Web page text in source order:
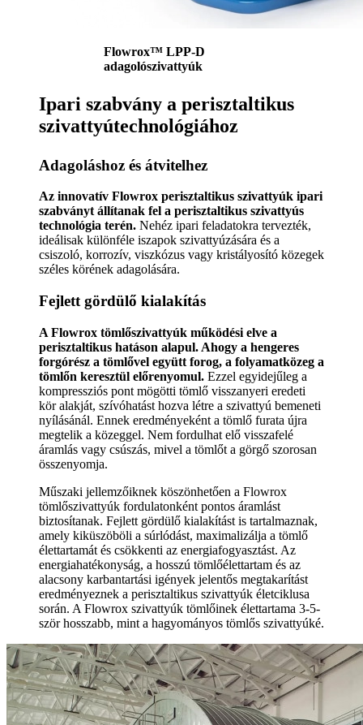
Flowrox™ LPP-D
adagolószivattyúk
Ipari szabvány a perisztaltikus
szivattyútechnológiához
Adagoláshoz és átvitelhez
Az innovatív Flowrox perisztaltikus szivattyúk ipari
szabványt állítanak fel a perisztaltikus szivattyús
technológia terén. Nehéz ipari feladatokra tervezték,
ideálisak különféle iszapok szivattyúzására és a
csiszoló, korrozív, viszkózus vagy kristályosító közegek
széles körének adagolására.
Fejlett gördülő kialakítás
A Flowrox tömlőszivattyúk működési elve a
perisztaltikus hatáson alapul. Ahogy a hengeres
forgórész a tömlővel együtt forog, a folyamatközeg a
tömlőn keresztül előrenyomul. Ezzel egyidejűleg a
kompressziós pont mögötti tömlő visszanyeri eredeti
kör alakját, szívóhatást hozva létre a szivattyú bemeneti
nyílásánál. Ennek eredményeként a tömlő furata újra
megtelik a közeggel. Nem fordulhat elő visszafelé
áramlás vagy csúszás, mivel a tömlőt a görgő szorosan
összenyomja.
Műszaki jellemzőiknek köszönhetően a Flowrox
tömlőszivattyúk fordulatonként pontos áramlást
biztosítanak. Fejlett gördülő kialakítást is tartalmaznak,
amely kiküszöböli a súrlódást, maximalizálja a tömlő
élettartamát és csökkenti az energiafogyasztást. Az
energiahatékonyság, a hosszú tömlőélettartam és az
alacsony karbantartási igények jelentős megtakarítást
eredményeznek a perisztaltikus szivattyúk életciklusa
során. A Flowrox szivattyúk tömlőinek élettartama 3-5-
ször hosszabb, mint a hagyományos tömlős szivattyúké.